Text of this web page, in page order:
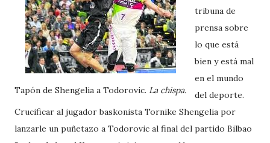
Tapón de Shengelia a Todorovic. La chispa.
tribuna de
prensa sobre
lo que está
bien y está mal
en el mundo
del deporte.
Crucificar al jugador baskonista Tornike Shengelia por
lanzarle un puñetazo a Todorovic al final del partido Bilbao